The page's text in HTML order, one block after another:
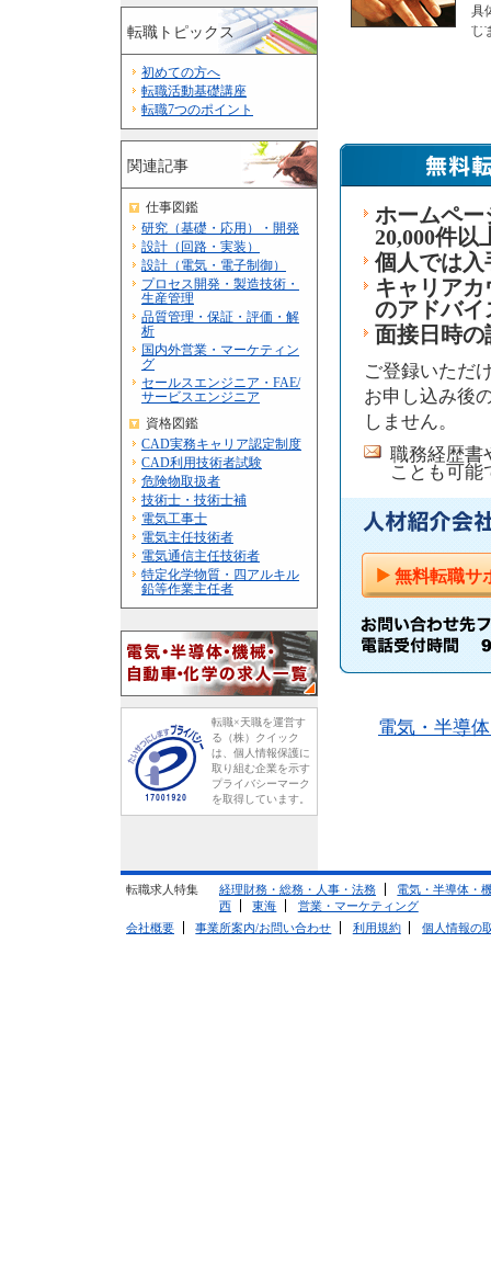
具
し
ホームペー
20,000件以
個人では入
キャリア
のアドバイ
面接日時
ご登録いただ
お申し込み後
しません。
職務経歴書
ことも可能
無料転職サ
電気・半導
転職トピックス
初めての方へ
転職活動基礎講座
転職7つのポイント
関連記事
仕事図鑑
研究（基礎・応用）・開発
設計（回路・実装）
設計（電気・電子制御）
プロセス開発・製造技術・
生産管理
品質管理・保証・評価・解
析
国内外営業・マーケティン
グ
セールスエンジニア・FAE/
サービスエンジニア
資格図鑑
CAD実務キャリア認定制度
CAD利用技術者試験
危険物取扱者
技術士・技術士補
電気工事士
電気主任技術者
電気通信主任技術者
特定化学物質・四アルキル
鉛等作業主任者
転職×天職を運営す
る（株）クイック
は、個人情報保護に
取り組む企業を示す
プライバシーマーク
を取得しています。
転職求人特集 経理財務・総務・人事・法務
電気・半導体・
西
東海
営業・マーケティング
会社概要
事業所案内/お問い合わせ 利用規約 個人情報の